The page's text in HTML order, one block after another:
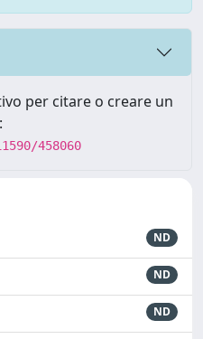
per citare o creare un
458060
ND
ND
ND